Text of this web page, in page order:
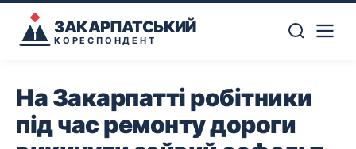
ЗАКАРПАТСЬКИЙ
КОРЕСПОНДЕНТ
На Закарпатті робітники
під час ремонту дороги